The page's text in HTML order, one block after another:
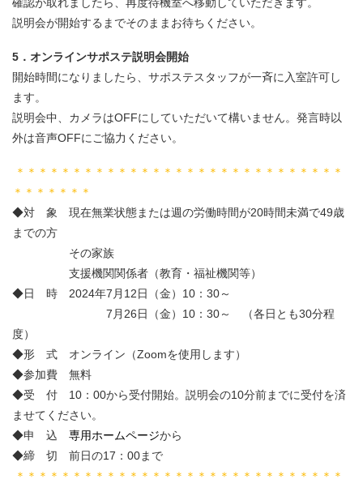
確認が取れましたら、再度待機室へ移動していただきます。
説明会が開始するまでそのままお待ちください。
5．オンラインサポステ説明会開始
開始時間になりましたら、サポステスタッフが一斉に入室許可し
ます。
説明会中、カメラはOFFにしていただいて構いません。発言時以
外は音声OFFにご協力ください。
＊＊＊＊＊＊＊＊＊＊＊＊＊＊＊＊＊＊＊＊＊＊＊＊＊＊＊＊＊
＊＊＊＊＊＊＊
◆対 象 現在無業状態または週の労働時間が20時間未満で49歳
までの方
その家族
支援機関関係者（教育・福祉機関等）
◆日 時 2024年7月12日（金）10：30～
7月26日（金）10：30～ （各日とも30分程
度）
◆形 式 オンライン（Zoomを使用します）
◆参加費 無料
◆受 付 10：00から受付開始。説明会の10分前までに受付を済
ませてください。
◆申 込 専用ホームページから
◆締 切 前日の17：00まで
＊＊＊＊＊＊＊＊＊＊＊＊＊＊＊＊＊＊＊＊＊＊＊＊＊＊＊＊＊